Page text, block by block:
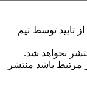
تایید توسط تیم
نخواهد شد.
مرتبط باشد منتشر